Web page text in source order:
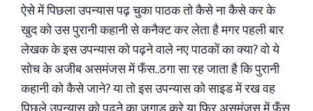
ऐसे में पिछला उपन्यास पढ़ चुका पाठक तो कैसे ना कैसे कर के
खुद को उस पुरानी कहानी से कनैक्ट कर लेता है मगर पहली बार
लेखक के इस उपन्यास को पढ़ने वाले नए पाठकों का क्या? वो ये
सोच के अजीब असमंजस में फँस..ठगा सा रह जाता है कि पुरानी
कहानी को कैसे जाने? या तो इस उपन्यास को साइड में रख वह